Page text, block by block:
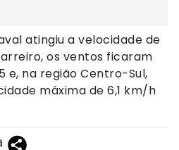
atingiu a velocidade de
os ventos ficaram
e, na região Centro-Sul,
máxima de 6,1 km/h